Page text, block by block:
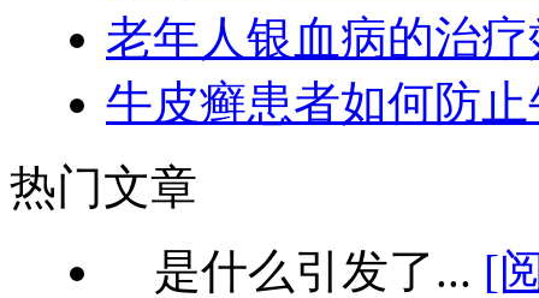
老年人银血病的治
牛皮癣患者如何防
热门文章
是什么引发了... [